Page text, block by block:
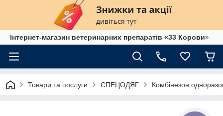
Інтернет-магазин ветеринарних препаратів «33 Корови»
Товари та послуги СПЕЦОДЯГ Комбінезон